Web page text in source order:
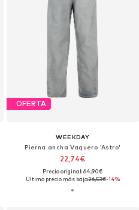
OFERTA
WEEKDAY
Pierna ancha Vaquero 'Astro'
22,74€
Precio original: 64,90€
Último precio más bajo:26,53€-14%